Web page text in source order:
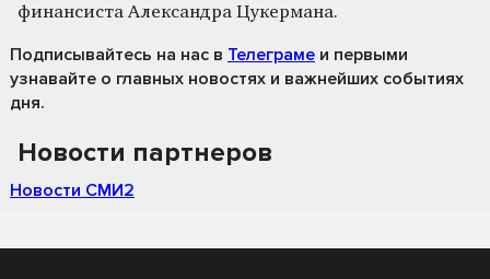
финансиста Александра Цукермана.
Подписывайтесь на нас в Телеграме и первыми
узнавайте о главных новостях и важнейших событиях
дня.
Новости партнеров
Новости СМИ2